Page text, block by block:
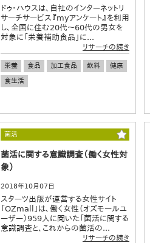
ドゥ・ハウスは、自社のインターネットリ
サーチサービス『myアンケート』を利用
し、全国に住む20代～60代の男女を
対象に「栄養補助食品」に...
リサーチの続き
栄養 食品 加工食品 飲料
健康
食生活
菌活
菌活に関する意識調査（働く女性対
象）
2018年10月07日
スターツ出版が運営する女性サイト
「OZmall」は、働く女性（オズモールユ
ーザー）959人に聞いた「菌活に関する
意識調査と、これからの菌活の...
リサーチの続き